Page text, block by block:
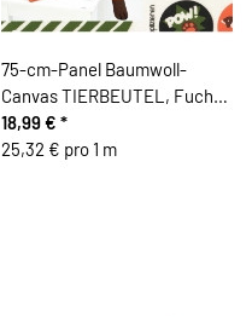
75-cm-Panel Baumwoll-
Canvas TIERBEUTEL, Fuchs,
Käselotti
18,99 € *
25,32 € pro 1 m